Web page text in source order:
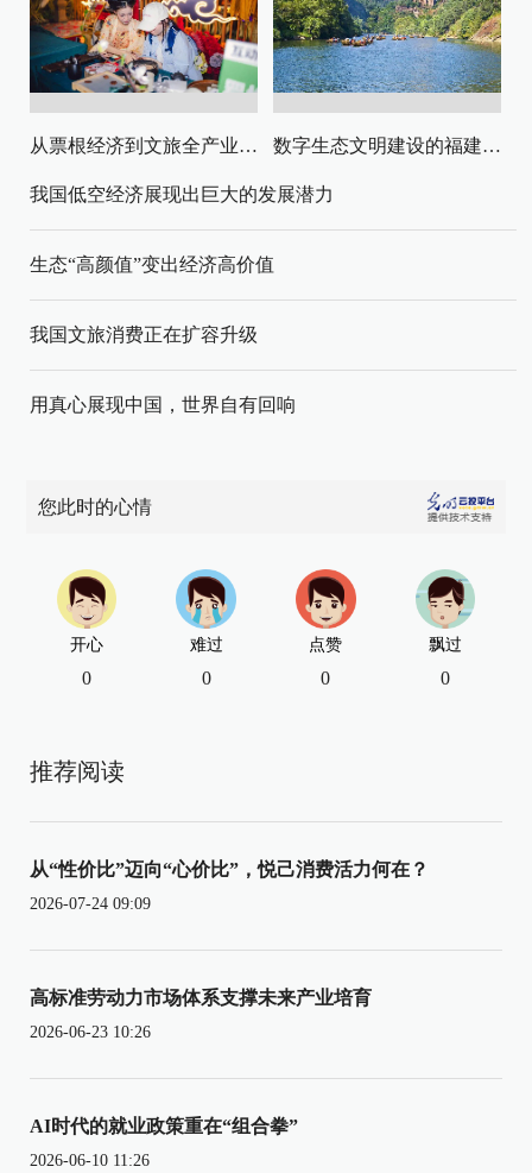
从票根经济到文旅全产业链升级 数字生态文明建设的福建路径与启示
我国低空经济展现出巨大的发展潜力
生态“高颜值”变出经济高价值
我国文旅消费正在扩容升级
用真心展现中国，世界自有回响
您此时的心情
开心
0
难过
0
点赞
0
飘过
0
推荐阅读
从“性价比”迈向“心价比”，悦己消费活力何在？
2026-07-24 09:09
高标准劳动力市场体系支撑未来产业培育
2026-06-23 10:26
AI时代的就业政策重在“组合拳”
2026-06-10 11:26